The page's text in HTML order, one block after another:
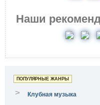
Наши
ПОПУЛЯРНЫЕ ЖАНРЫ
> Клубная музыка